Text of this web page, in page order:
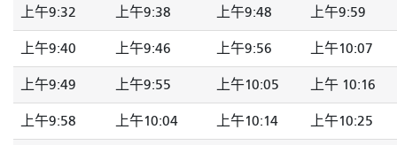
上午9:32 上午9:38 上午9:48 上午9:59
上午9:40 上午9:46 上午9:56 上午10:07
上午9:49 上午9:55 上午10:05 上午 10:16
上午9:58 上午10:04 上午10:14 上午10:25